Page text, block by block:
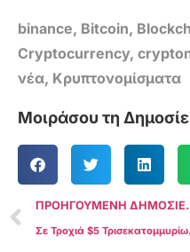
binance, Bitcoin,
Cryptocurrency,
νέα, Κρυπτονομίσματα
Μοιράσου τη
Σε